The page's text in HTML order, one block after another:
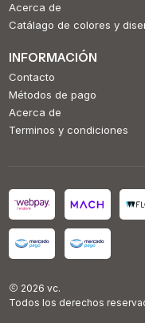
Acerca de
Catálago de colores y
INFORMACIÓN
Contacto
Métodos de pago
Acerca de
Terminos y condiciones
2026 vc.
Todos los derechos